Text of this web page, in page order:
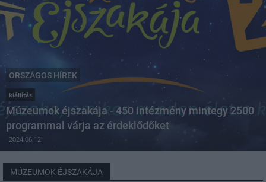
ORSZÁGOS HÍREK
kiállítás
Múzeumok éjszakája - 450 intézmény mintegy 2500
programmal várja az érdeklődőket
2024.06.12
MÚZEUMOK ÉJSZAKÁJA